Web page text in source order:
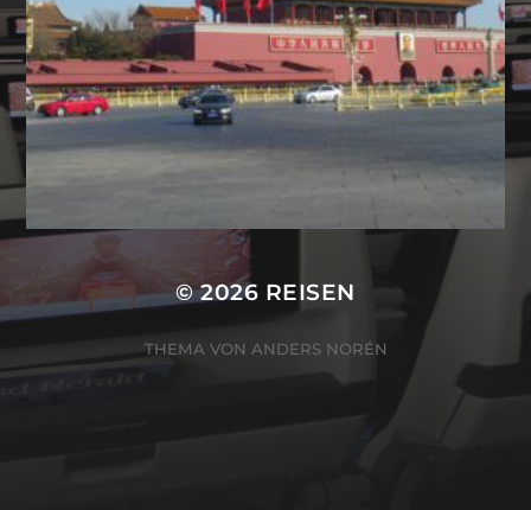
© 2026 REISEN
THEMA VON ANDERS NORÉN